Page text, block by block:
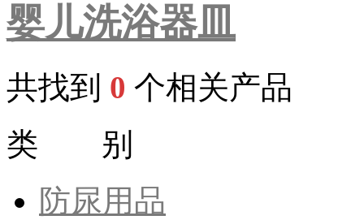
婴儿洗浴器皿
共找到 0 个相关产品
类 别
防尿用品